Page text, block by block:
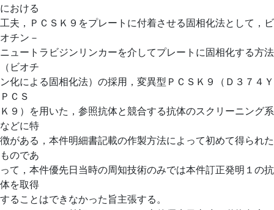
における
工夫，ＰＣＳＫ９をプレートに付着させる固相化法として，ビ
オチン－
ニュートラビジンリンカーを介してプレートに固相化する方法
（ビオチ
ン化による固相化法）の採用，変異型ＰＣＳＫ９（Ｄ３７４Ｙ
ＰＣＳ
Ｋ９）を用いた，参照抗体と競合する抗体のスクリーニング系
などに特
徴がある，本件明細書記載の作製方法によって初めて得られた
ものであ
って，本件優先日当時の周知技術のみでは本件訂正発明１の抗
体を取得
することはできなかった旨主張する。